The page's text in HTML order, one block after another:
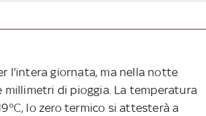
l'intera giornata, ma nella notte
di pioggia. La temperatura
lo zero termico si attesterà a